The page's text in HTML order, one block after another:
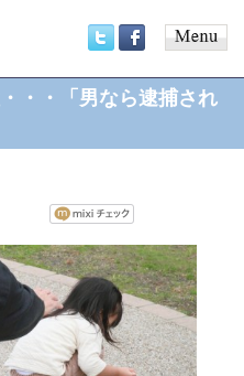
menu
・・「男なら逮捕され